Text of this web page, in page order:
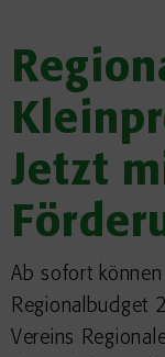
Jetzt
Ab sofort
Regionalbudget
Vereins